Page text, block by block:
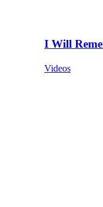
I Will
Videos